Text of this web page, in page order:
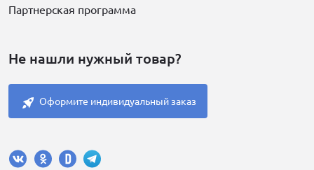
Партнерская программа
Не нашли нужный товар?
Оформите индивидуальный заказ